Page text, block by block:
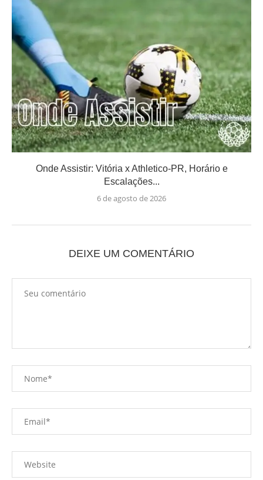
Onde Assistir: Vitória x Athletico-PR, Horário e
Escalações...
6 de agosto de 2026
DEIXE UM COMENTÁRIO